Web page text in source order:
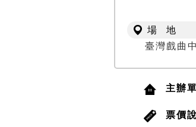
場 地
臺灣戲曲
主辦
票價